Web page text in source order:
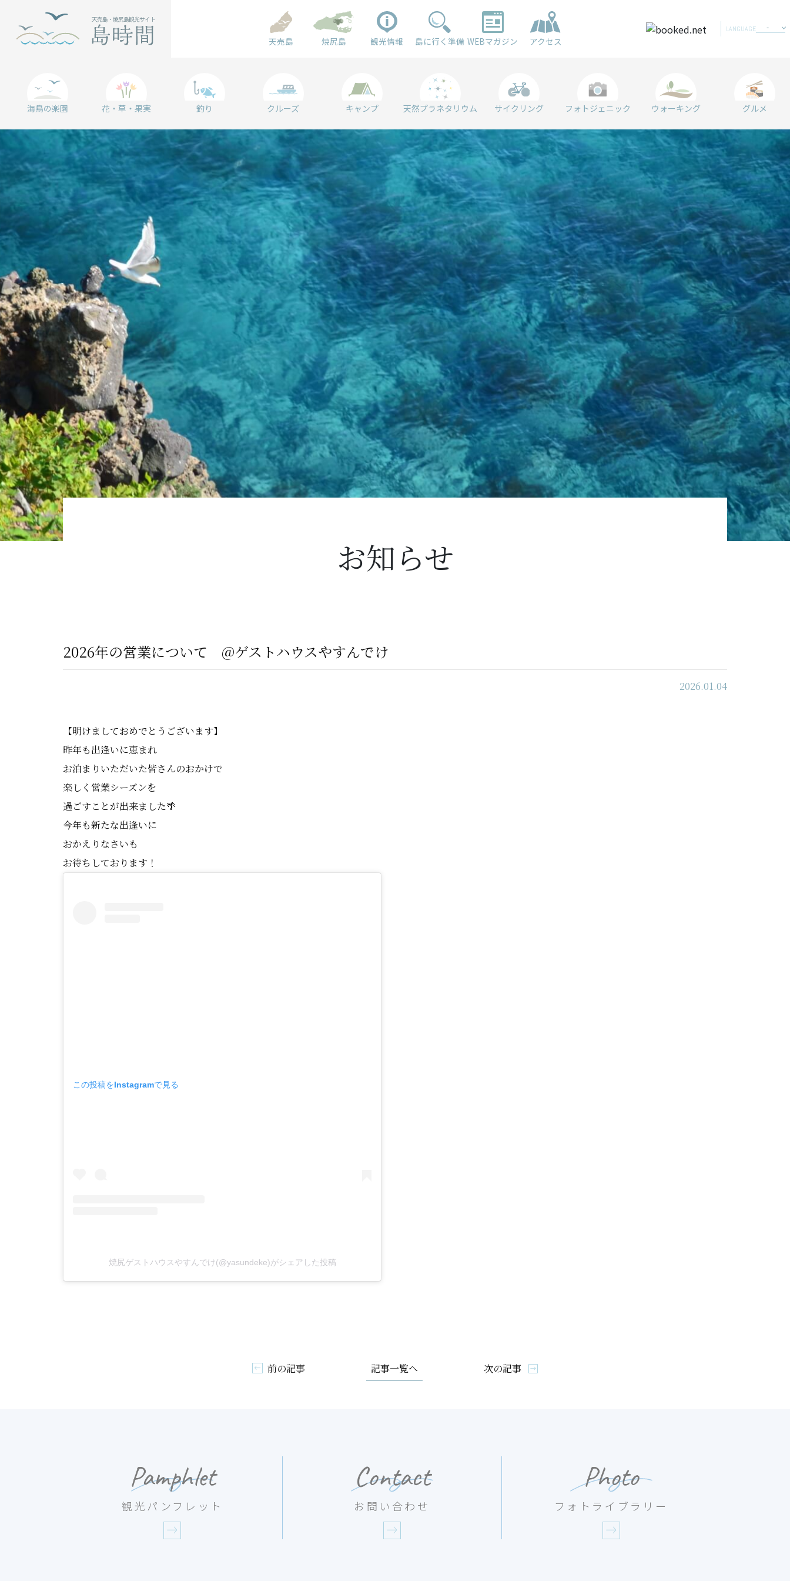
天売島 焼尻島 観光情報 島に行く準備 WEBマガジン アクセス
LANGUAGE
海鳥の楽園 花・草・果実 釣り クルーズ キャンプ 天然プラネタリウム サイクリング フォトジェニック ウォーキング グルメ
お知らせ
2026年の営業について @ゲストハウスやすんでけ
2026.01.04
【明けましておめでとうございます】
昨年も出逢いに恵まれ
お泊まりいただいた皆さんのおかけで
楽しく営業シーズンを
過ごすことが出来ました🌴
今年も新たな出逢いに
おかえりなさいも
お待ちしております！
この投稿をInstagramで見る
焼尻ゲストハウスやすんでけ(@yasundeke)がシェアした投稿
前の記事 記事一覧へ 次の記事
Pamphlet
観光パンフレット
Contact
お問い合わせ
Photo
フォトライブラリー